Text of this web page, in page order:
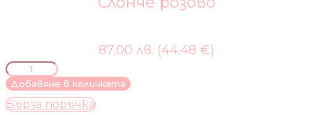
87,00 лв. (44.48 €)
количество
за
Слонче
розово
Добавяне в количката
Бърза поръчка